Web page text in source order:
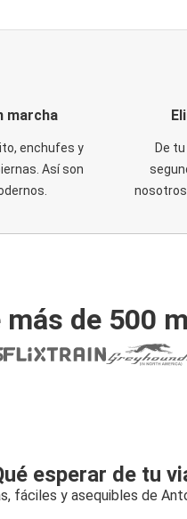
marcha
enchufes y
Así son
De
de 500
esperar de tu
fáciles y asequibles de